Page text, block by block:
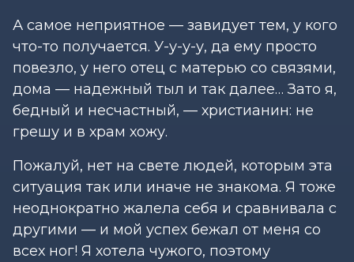
А самое неприятное — завидует тем, у кого
что-то получается. У-у-у-у, да ему просто
повезло, у него отец с матерью со связями,
дома — надежный тыл и так далее… Зато я,
бедный и несчастный, — христианин: не
грешу и в храм хожу.
Пожалуй, нет на свете людей, которым эта
ситуация так или иначе не знакома. Я тоже
неоднократно жалела себя и сравнивала с
другими — и мой успех бежал от меня со
всех ног! Я хотела чужого, поэтому